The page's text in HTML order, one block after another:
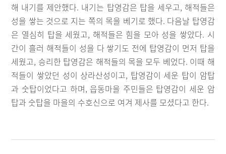
해 내기를 제안했다. 내기는 탑영감은 탑을 세우고, 해적들은
성을 쌓는 것으로 지는 쪽의 목을 베기로 했다. 다음날 탑영감
은 열심히 탑을 세웠고, 해적들은 힘을 모아 성을 쌓았다. 시
간이 흘러 해적들이 성을 다 쌓기도 전에 탑영감이 먼저 탑을
세웠고, 승리한 탑영감은 해적들의 목을 모두 베었다. 이때 해
적들이 쌓았던 성이 상라산성이고, 탑영감이 세운 탑이 암탑
과 숫탑이었다고 하며, 읍동마을 주민들은 탑영감이 세운 암
탑과 숫탑을 마을의 수호신으로 여겨 제사를 모셨다고 한다.